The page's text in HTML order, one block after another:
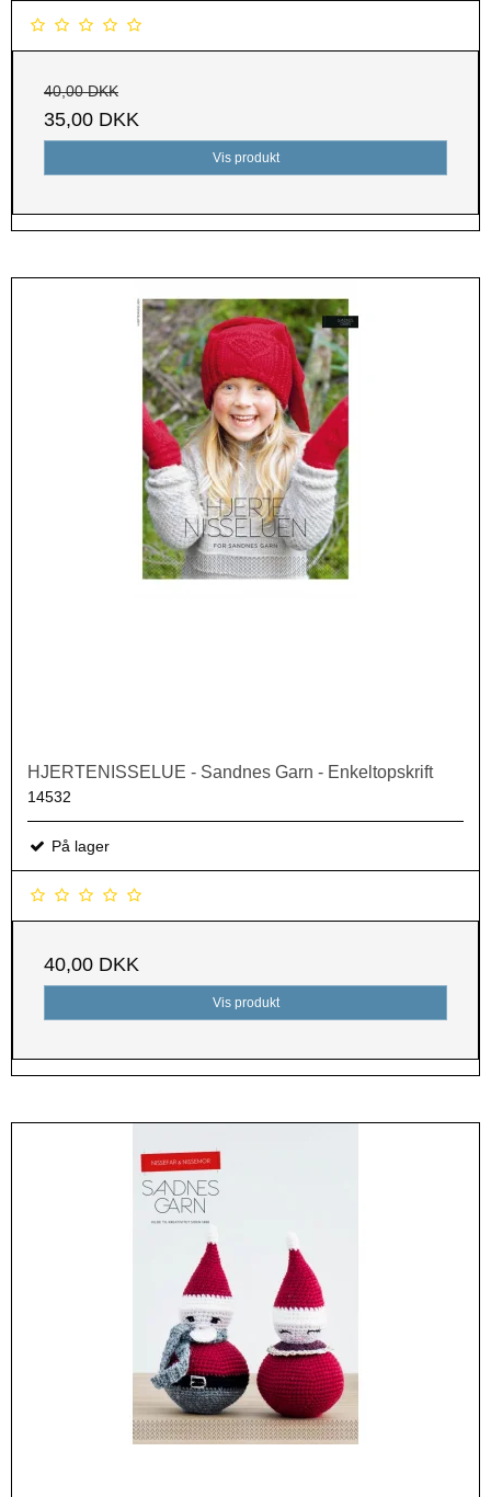
40,00 DKK
35,00 DKK
Vis produkt
HJERTENISSELUE - Sandnes Garn - Enkeltopskrift
14532
På lager
40,00 DKK
Vis produkt